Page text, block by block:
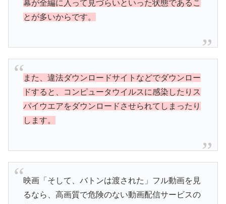
幕が全編に入って見づらいといった状態であるこ
とが多いからです。
また、違法ダウンロードサイトなどでダウンロー
ドすると、コンピュータウイルスに感染したりス
パイウエアをダウンロードさせられてしまったり
します。
映画「そして、バトンは渡された」フル動画を見
るなら、高画質で危険のない動画配信サービスの